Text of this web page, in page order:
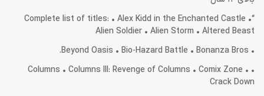
“Complete list of titles: • Alex Kidd in the Enchanted Castle •
Alien Soldier • Alien Storm • Altered Beast
• Beyond Oasis • Bio-Hazard Battle • Bonanza Bros.
• Columns • Columns III: Revenge of Columns • Comix Zone •
Crack Down